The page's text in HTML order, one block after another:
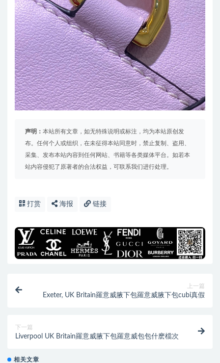
声明： 本站所有文章，如无特殊说明或标注，均为本站原创发
布。任何个人或组织，在未征得本站同意时，禁止复制、盗用、
采集、发布本站内容到任何网站、书籍等各类媒体平台。如若本
站内容侵犯了原著者的合法权益，可联系我们进行处理。
打赏 海报 链接
上一篇
Exeter, UK Britain羅意威腋下包羅意威腋下包cubi真假
下一篇
Liverpool UK Britain羅意威腋下包羅意威包包什麽檔次
相关文章